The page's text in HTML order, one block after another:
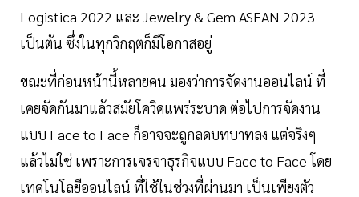
Logistica 2022 และ Jewelry & Gem ASEAN 2023
เป็นต้น ซึ่งในทุกวิกฤตก็มีโอกาสอยู่
ขณะที่ก่อนหน้านี้หลายคน มองว่าการจัดงานออนไลน์ ที่
เคยจัดกันมาแล้วสมัยโควิดแพร่ระบาด ต่อไปการจัดงาน
แบบ Face to Face ก็อาจจะถูกลดบทบาทลง แต่จริงๆ
แล้วไม่ใช่ เพราะการเจรจาธุรกิจแบบ Face to Face โดย
เทคโนโลยีออนไลน์ ที่ใช้ในช่วงที่ผ่านมา เป็นเพียงตัว